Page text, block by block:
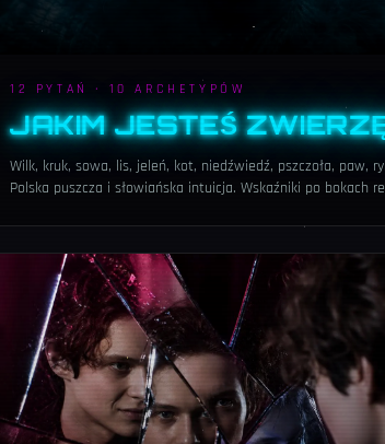
12 PYTAŃ · 10 ARCHETYPÓW
JAKIM JESTEŚ
Wilk, kruk, sowa, lis, jeleń, kot, niedźwiedź, pszczoła, paw,
Polska puszcza i słowiańska intuicja. Wskaźniki po bokach